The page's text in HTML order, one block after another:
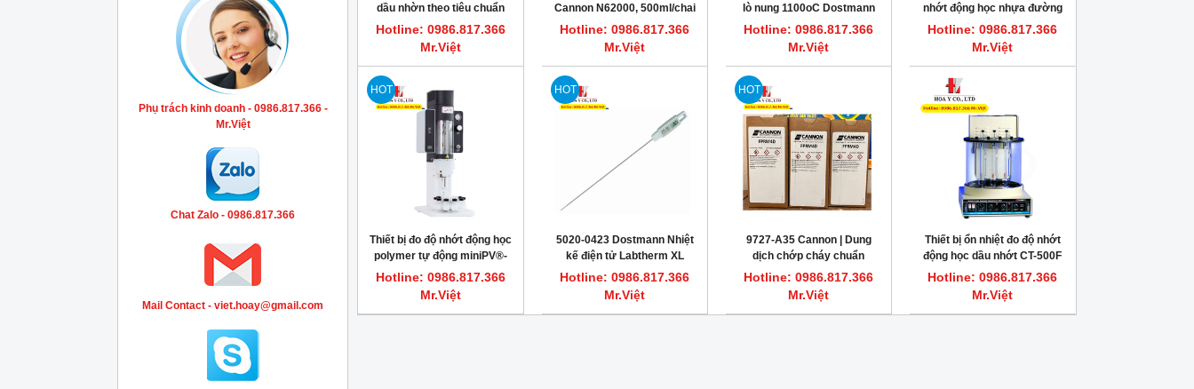
Phụ trách kinh doanh - 0986.817.366 -
Mr.Việt
Chat Zalo - 0986.817.366
Mail Contact - viet.hoay@gmail.com
dầu nhờn theo tiêu chuẩn
ASTM D445, Cannon CT-
2000
Hotline: 0986.817.366
Mr.Việt
Cannon N62000, 500ml/chai
Hotline: 0986.817.366
Mr.Việt
lò nung 1100oC Dostmann
P4010
Hotline: 0986.817.366
Mr.Việt
nhớt động học nhựa đường
DPV® ASPHALT
Hotline: 0986.817.366
Mr.Việt
HOT
Thiết bị đo độ nhớt động học
polymer tự động miniPV®-
HX Cannon 9725-C17
Hotline: 0986.817.366
Mr.Việt
HOT
5020-0423 Dostmann Nhiệt
kế điện tử Labtherm XL
Insertion thermometer
Hotline: 0986.817.366
Mr.Việt
HOT
9727-A35 Cannon | Dung
dịch chớp cháy chuẩn
FPRM4D, 200ml/chai
Hotline: 0986.817.366
Mr.Việt
Thiết bị ổn nhiệt đo độ nhớt
động học dầu nhớt CT-500F
Cannon
Hotline: 0986.817.366
Mr.Việt